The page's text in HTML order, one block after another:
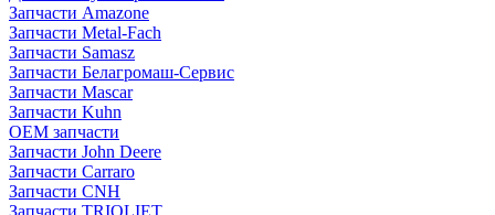
Запчасти Amazone
Запчасти Metal-Fach
Запчасти Samasz
Запчасти Белагромаш-Сервис
Запчасти Mascar
Запчасти Kuhn
OEM запчасти
Запчасти John Deere
Запчасти Carraro
Запчасти CNH
Запчасти TRIOLIET